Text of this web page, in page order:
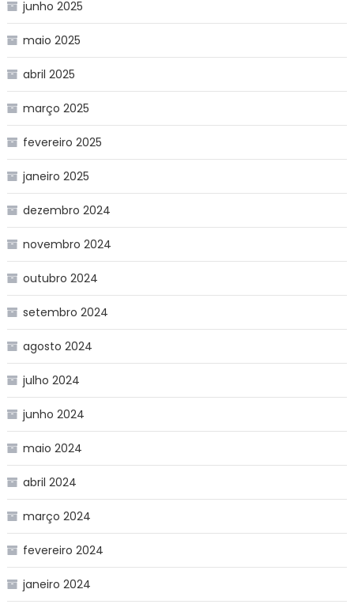
junho 2025
maio 2025
abril 2025
março 2025
fevereiro 2025
janeiro 2025
dezembro 2024
novembro 2024
outubro 2024
setembro 2024
agosto 2024
julho 2024
junho 2024
maio 2024
abril 2024
março 2024
fevereiro 2024
janeiro 2024